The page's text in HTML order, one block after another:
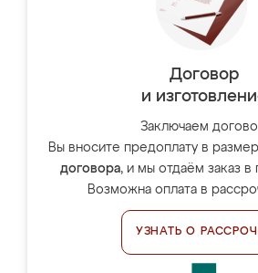
Договор
и
Заключаем
Вы вносите предоплату в
договора, и мы отдаём заказ в
Возможна оплата в
УЗНАТЬ О